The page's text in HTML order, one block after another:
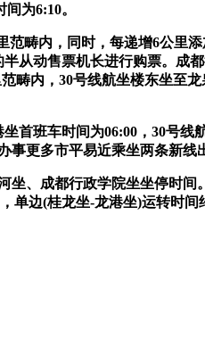
为6:10。
畴内，同时，每递增6公里
从动售票机长进行购票。成
畴内，30号线航坐楼东坐至
班车时间为06:00，30号线
事更多市平易近乘坐两条新线
、成都行政学院坐坐停时间
边(桂龙坐-龙港坐)运转时